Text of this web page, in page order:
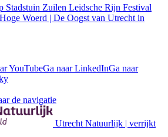
Stadstuin Zuilen Leidsche Rijn Festival
Woerd | De Oogst van Utrecht in
YouTubeGa naar LinkedInGa naar
de navigatie
Utrecht Natuurlijk | verrijkt